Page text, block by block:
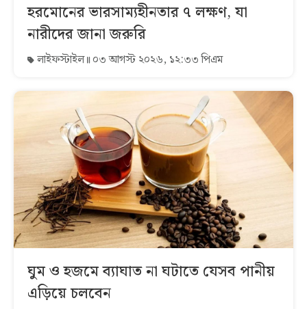
হরমোনের ভারসাম্যহীনতার ৭ লক্ষণ, যা
নারীদের জানা জরুরি
লাইফস্টাইল ০৩ আগস্ট ২০২৬, ১২:৩৩ পিএম
ঘুম ও হজমে ব্যাঘাত না ঘটাতে যেসব পানীয়
এড়িয়ে চলবেন